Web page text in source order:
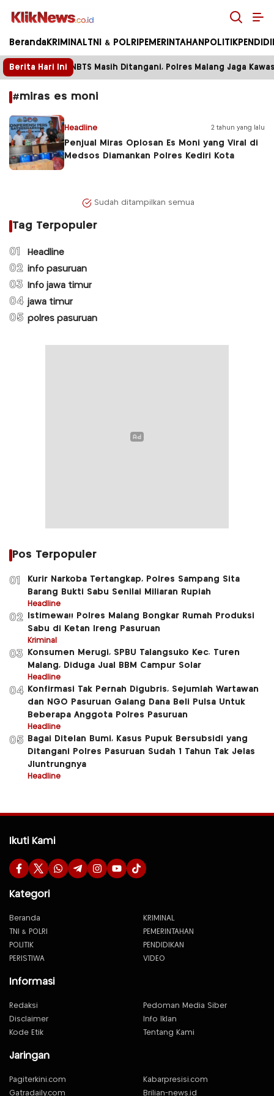
Kliknews.co.id
Beranda KRIMINAL TNI & POLRI PEMERINTAHAN POLITIK
Berita Hari Ini
Karhutla TNBTS Masih Ditangani, Polres Malang Jaga
#miras es moni
Headline 2 tahun yang lalu
Penjual Miras Oplosan Es Moni yang Viral di
Medsos Diamankan Polres Kediri Kota
Sudah ditampilkan semua
Tag Terpopuler
01 Headline
02 info pasuruan
03 Info jawa timur
04 jawa timur
05 polres pasuruan
Pos Terpopuler
01
Kurir Narkoba Tertangkap, Polres Sampang Sita
Barang Bukti Sabu Senilai Miliaran Rupiah
Headline
02
Istimewa!! Polres Malang Bongkar Rumah Produksi
Sabu di Ketan Ireng Pasuruan
Kriminal
03
Konsumen Merugi, SPBU Talangsuko Kec. Turen
Malang, Diduga Jual BBM Campur Solar
Headline
04
Konfirmasi Tak Pernah Digubris, Sejumlah Wartawan
dan NGO Pasuruan Galang Dana Beli Pulsa Untuk
Beberapa Anggota Polres Pasuruan
Headline
05
Bagai Ditelan Bumi, Kasus Pupuk Bersubsidi yang
Ditangani Polres Pasuruan Sudah 1 Tahun Tak Jelas
Jluntrungnya
Headline
Ikuti Kami
Kategori
Beranda
KRIMINAL
TNI & POLRI
PEMERINTAHAN
POLITIK
PENDIDIKAN
PERISTIWA
VIDEO
Informasi
Redaksi
Pedoman Media Siber
Disclaimer
Info Iklan
Kode Etik
Tentang Kami
Jaringan
Pagiterkini.com
Kabarpresisi.com
Gatradaily.com
Brilian-news.id